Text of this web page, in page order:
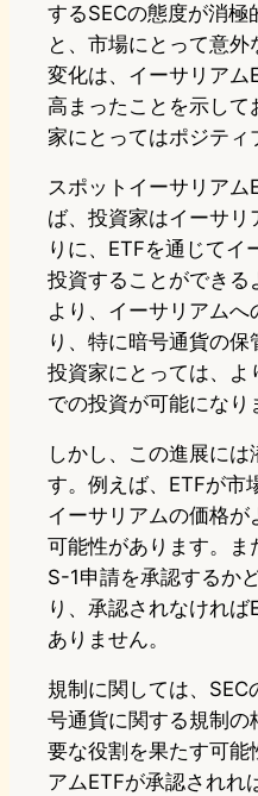
するSECの態度が消極
と、市場にとって意
変化は、イーサリアム
高まったことを示して
家にとってはポジティ
スポットイーサリア
ば、投資家はイーサ
りに、ETFを通じてイ
投資することができる
より、イーサリアム
り、特に暗号通貨の
投資家にとっては、
での投資が可能になり
しかし、この進展には
す。例えば、ETFが市
イーサリアムの価格が
可能性があります。ま
S-1申請を承認するか
り、承認されなけれ
ありません。
規制に関しては、
号通貨に関する規制
要な役割を果たす可能
アムETFが承認されれ